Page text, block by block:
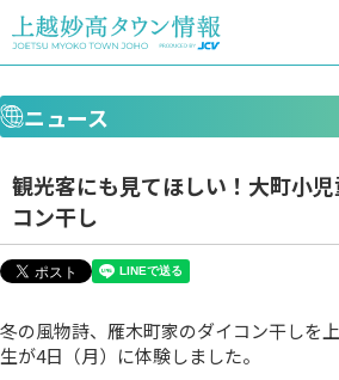
ニュース
観光客にも見てほしい！大町小
コン干し
冬の風物詩、雁木町家のダイコン干しを
生が4日（月）に体験しました。